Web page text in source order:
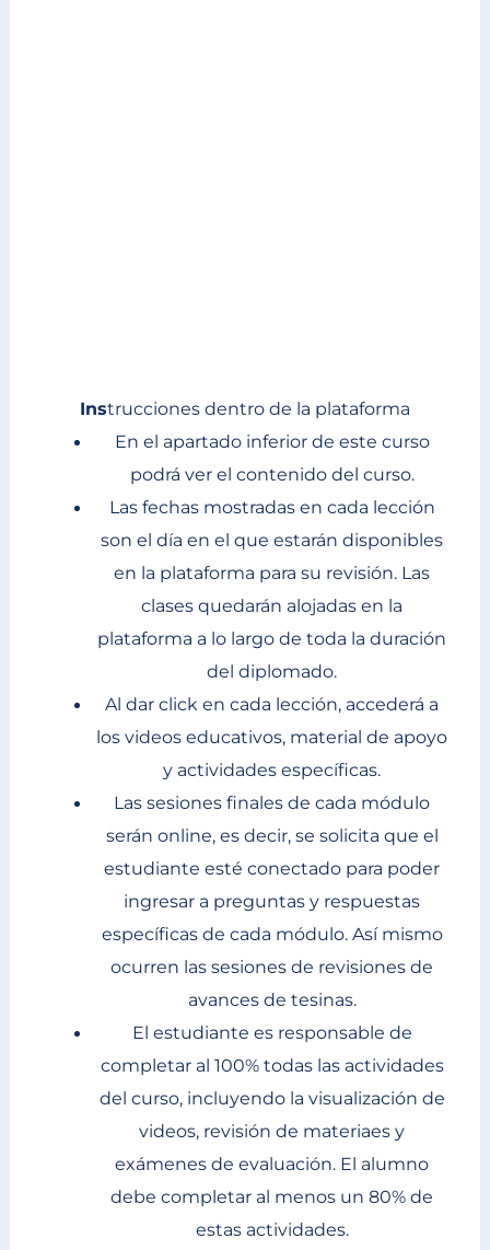
Instrucciones dentro de la plataforma
En el apartado inferior de este curso
podrá ver el contenido del curso.
Las fechas mostradas en cada lección
son el día en el que estarán disponibles
en la plataforma para su revisión. Las
clases quedarán alojadas en la
plataforma a lo largo de toda la duración
del diplomado.
Al dar click en cada lección, accederá a
los videos educativos, material de apoyo
y actividades específicas.
Las sesiones finales de cada módulo
serán online, es decir, se solicita que el
estudiante esté conectado para poder
ingresar a preguntas y respuestas
específicas de cada módulo. Así mismo
ocurren las sesiones de revisiones de
avances de tesinas.
El estudiante es responsable de
completar al 100% todas las actividades
del curso, incluyendo la visualización de
videos, revisión de materiaes y
exámenes de evaluación. El alumno
debe completar al menos un 80% de
estas actividades.